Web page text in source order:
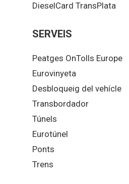
DieselCard TransPlata
SERVEIS
Peatges OnTolls Europe
Eurovinyeta
Desbloqueig del vehícle
Transbordador
Túnels
Eurotúnel
Ponts
Trens